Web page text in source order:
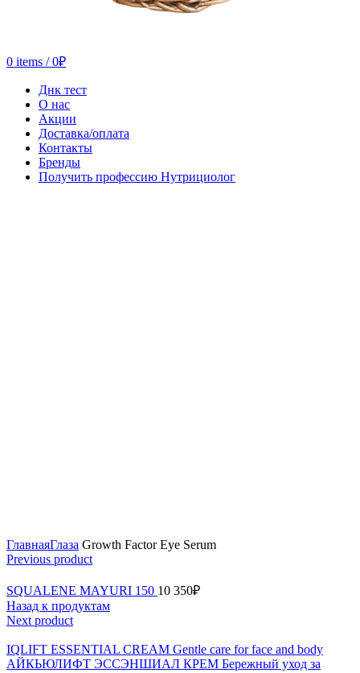
0 items / 0₽
Днк тест
О нас
Акции
Доставка/оплата
Контакты
Бренды
Получить профессию Нутрициолог
ГлавнаяГлаза Growth Factor Eye Serum
Previous product
SQUALENE MAYURI 150 10 350₽
Назад к продуктам
Next product
IQLIFT ESSENTIAL CREAM Gentle care for face and body
АЙКЬЮЛИФТ ЭССЭНШИАЛ КРЕМ Бережный уход за